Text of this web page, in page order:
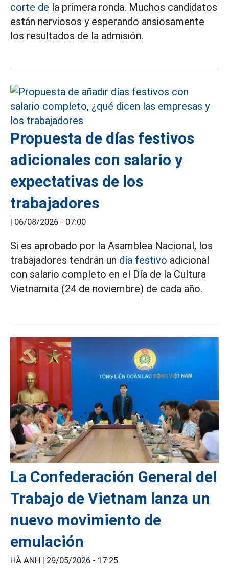
corte de la primera ronda. Muchos candidatos
están nerviosos y esperando ansiosamente
los resultados de la admisión.
Propuesta de días festivos
adicionales con salario y
expectativas de los
trabajadores
06/08/2026 - 07:00
Si es aprobado por la Asamblea Nacional, los
trabajadores tendrán un día festivo adicional
con salario completo en el Día de la Cultura
Vietnamita (24 de noviembre) de cada año.
La Confederación General del
Trabajo de Vietnam lanza un
nuevo movimiento de
emulación
HÀ ANH | 29/05/2026 - 17:25